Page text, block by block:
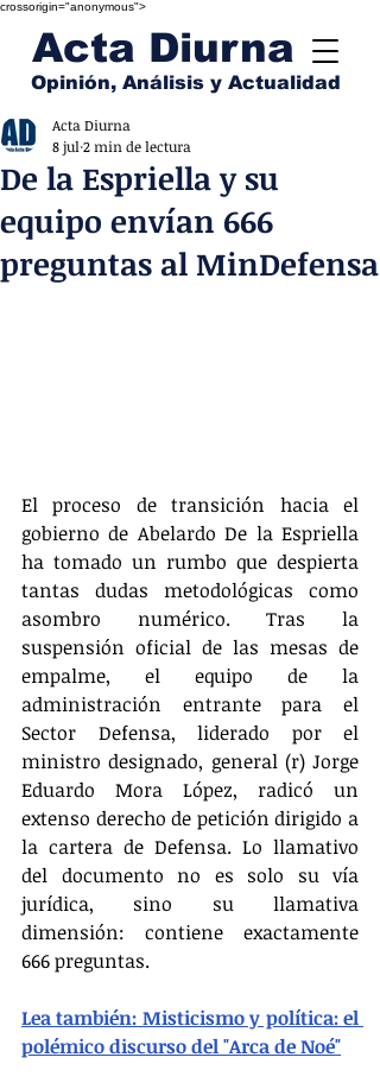
crossorigin="anonymous">
Acta Diurna
Opinión, Análisis y Actualidad
De la Espriella y su
equipo envían 666
preguntas al MinDefensa
Acta Diurna
8 jul 2 min de lectura
El proceso de transición hacia el
gobierno de Abelardo De la Espriella
ha tomado un rumbo que despierta
tantas dudas metodológicas como
asombro numérico. Tras la
suspensión oficial de las mesas de
empalme, el equipo de la
administración entrante para el
Sector Defensa, liderado por el
ministro designado, general (r) Jorge
Eduardo Mora López, radicó un
extenso derecho de petición dirigido a
la cartera de Defensa. Lo llamativo
del documento no es solo su vía
jurídica, sino su llamativa
dimensión: contiene exactamente
666 preguntas.
Lea también: Misticismo y política: el
polémico discurso del "Arca de Noé"